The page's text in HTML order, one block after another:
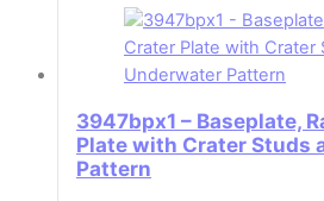
3947bpx1 – Baseplate,
Plate with Crater Studs
Pattern